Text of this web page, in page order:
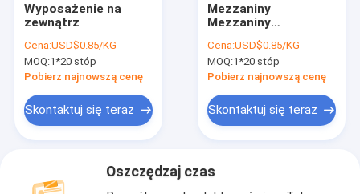
Wyposażenie na
zewnątrz
Cena:USD$0.85/KG
MOQ:1*20 stóp
Pobierz najnowszą cenę
Skontaktuj się teraz
Mezzaniny
Mezzaniny
podtrzymane na
półce
Cena:USD$0.85/KG
MOQ:1*20 stóp
Pobierz najnowszą cenę
Skontaktuj się teraz
Oszczędzaj czas